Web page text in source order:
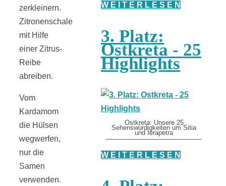
zerkleinern.
Zitronenschale
mit Hilfe
einer Zitrus-
Reibe
abreiben.
Vom
Kardamom
die Hülsen
wegwerfen,
nur die
Samen
verwenden.
W E I T E R L E S E N
3. Platz:
Ostkreta - 25
Highlights
Ostkreta: Unsere 25
Sehenswürdigkeiten um Sitia
und Ierapetra
W E I T E R L E S E N